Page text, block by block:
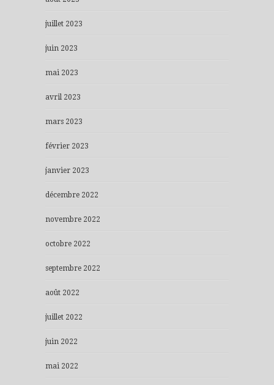
juillet 2023
juin 2023
mai 2023
avril 2023
mars 2023
février 2023
janvier 2023
décembre 2022
novembre 2022
octobre 2022
septembre 2022
août 2022
juillet 2022
juin 2022
mai 2022